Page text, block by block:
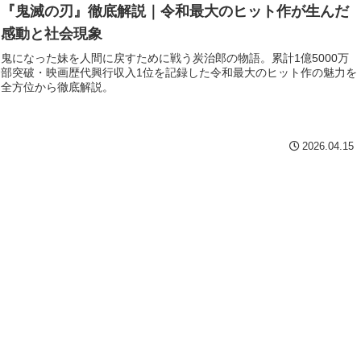
『鬼滅の刃』徹底解説｜令和最大のヒット作が生んだ
感動と社会現象
鬼になった妹を人間に戻すために戦う炭治郎の物語。累計1億5000万
部突破・映画歴代興行収入1位を記録した令和最大のヒット作の魅力を
全方位から徹底解説。
2026.04.15